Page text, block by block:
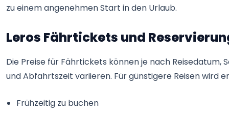
zu einem angenehmen Start in den Urlaub.
Leros Fährtickets und
Die Preise für Fährtickets können je nach Reisedatum,
und Abfahrtszeit variieren. Für günstigere Reisen wird
Frühzeitig zu buchen